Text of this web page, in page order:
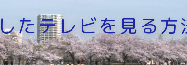
たテレビを見る方